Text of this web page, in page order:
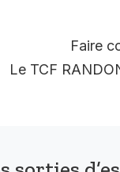
Faire
Le TCF